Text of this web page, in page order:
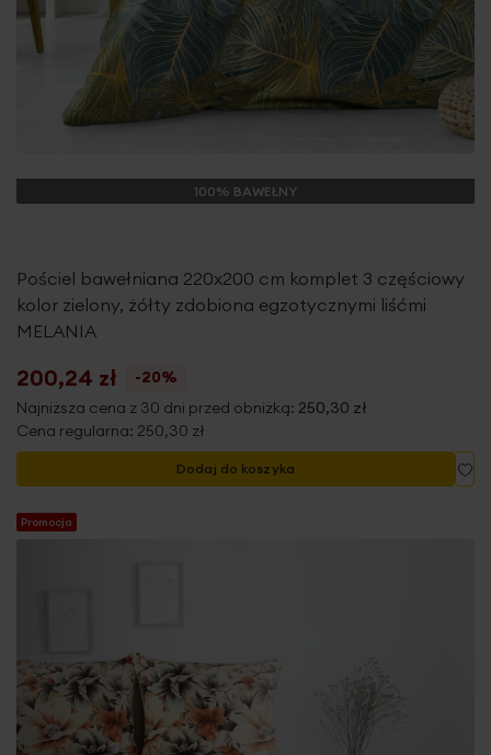
100% BAWEŁNY
Pościel bawełniana 220x200 cm komplet 3 częściowy
kolor zielony, żółty zdobiona egzotycznymi liśćmi
MELANIA
200,24 zł
-20%
Najniższa cena z 30 dni przed obniżką: 250,30 zł
Cena regularna: 250,30 zł
Dodaj do koszyka
Promocja